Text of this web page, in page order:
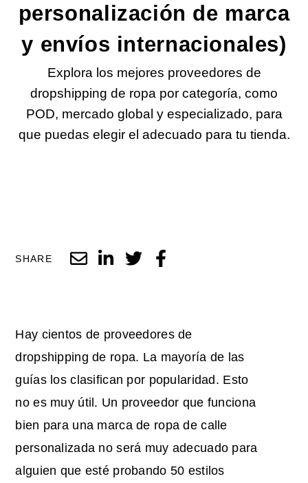
personalización de marca
y envíos internacionales)
Explora los mejores proveedores de
dropshipping de ropa por categoría, como
POD, mercado global y especializado, para
que puedas elegir el adecuado para tu tienda.
SHARE
Hay cientos de proveedores de
dropshipping de ropa. La mayoría de las
guías los clasifican por popularidad. Esto
no es muy útil. Un proveedor que funciona
bien para una marca de ropa de calle
personalizada no será muy adecuado para
alguien que esté probando 50 estilos